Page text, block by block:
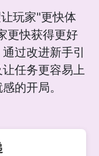
玩家"更快体
更快获得更好
过改进新手引
任务更容易上
的开局。